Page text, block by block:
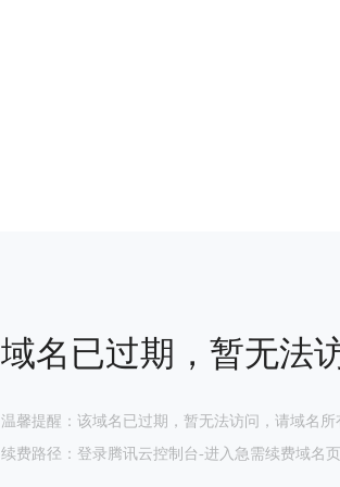
域名已过期，暂无法
温馨提醒：该域名已过期，暂无法访问，请域名
续费路径：登录腾讯云控制台-进入急需续费域名